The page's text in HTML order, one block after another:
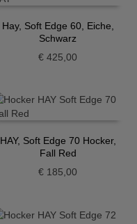
Hay, Soft Edge 60, Eiche,
Schwarz
€ 425,00
HAY, Soft Edge 70 Hocker,
Fall Red
€ 185,00